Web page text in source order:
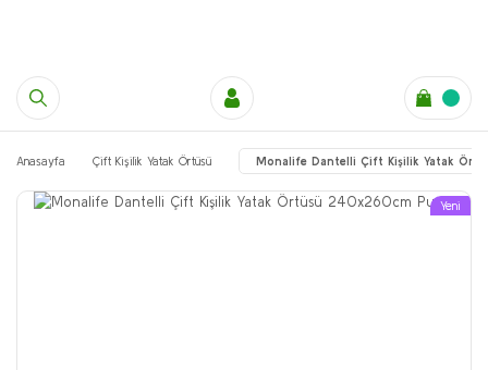
Anasayfa Çift Kişilik Yatak Örtüsü Monalife Dantelli Çift Kişilik Yatak
Yeni